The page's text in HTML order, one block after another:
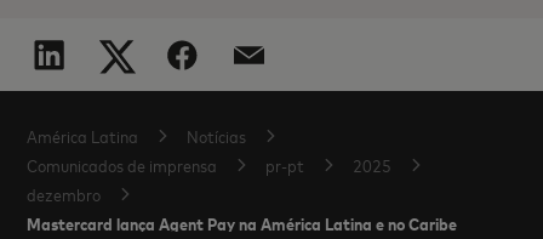
América Latina
Notícias
Comunicados de imprensa
pr-pt
2025
dezembro
Mastercard lança Agent Pay na América Latina e no Caribe